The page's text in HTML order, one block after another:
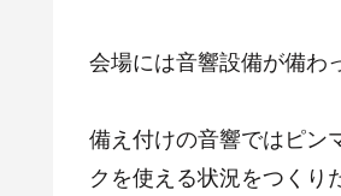
会場には音響設備が備わ
備え付けの音響ではピン
クを使える状況をつくり